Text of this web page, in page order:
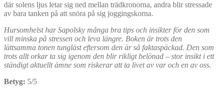
där solens ljus letar sig ned mellan trädkronorna, andra blir stressade
av bara tanken på att snöra på sig joggingskorna.
Hursomhelst har Sapolsky många bra tips och insikter för den som
vill minska på stressen och leva längre. Boken är trots den
lättsamma tonen tungläst eftersom den är så faktaspäckad. Den som
trots allt orkar ta sig igenom den blir rikligt belönad – stor insikt i ett
ständigt aktuellt ämne som riskerar att ta livet av var och en av oss.
Betyg: 5/5